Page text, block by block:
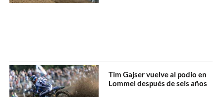
Tim Gajser vuelve al podio en
Lommel después de seis años